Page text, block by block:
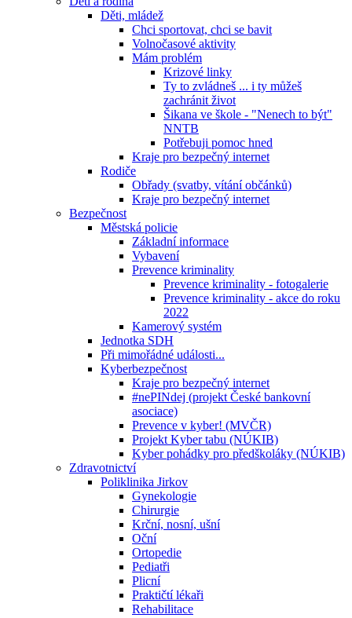
Děti, mládež
Chci sportovat, chci se bavit
Volnočasové aktivity
Mám problém
Krizové linky
Ty to zvládneš ... i ty můžeš
zachránit život
Šikana ve škole - "Nenech to být"
NNTB
Potřebuji pomoc hned
Kraje pro bezpečný internet
Rodiče
Obřady (svatby, vítání občánků)
Kraje pro bezpečný internet
Bezpečnost
Městská policie
Základní informace
Vybavení
Prevence kriminality
Prevence kriminality - fotogalerie
Prevence kriminality - akce do roku
2022
Kamerový systém
Jednotka SDH
Při mimořádné události...
Kyberbezpečnost
Kraje pro bezpečný internet
#nePINdej (projekt České bankovní
asociace)
Prevence v kyber! (MVČR)
Projekt Kyber tabu (NÚKIB)
Kyber pohádky pro předškoláky (NÚKIB)
Zdravotnictví
Poliklinika Jirkov
Gynekologie
Chirurgie
Krční, nosní, ušní
Oční
Ortopedie
Pediatři
Plicní
Praktičtí lékaři
Rehabilitace